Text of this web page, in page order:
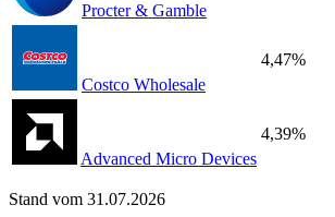
Procter & Gamble
Costco Wholesale
4,47%
Advanced Micro Devices
4,39%
Stand vom 31.07.2026